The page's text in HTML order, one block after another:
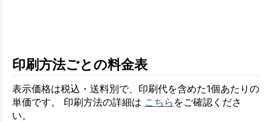
印刷方法ごとの料金表
表示価格は税込・送料別で、印刷代を含めた1個あたりの
単価です。 印刷方法の詳細は こちら をご確認くださ
い。